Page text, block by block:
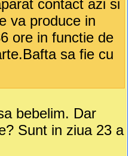
contact azi si
va produce in
ore in functie de
sa fie cu
bebelim. Dar
Sunt in ziua 23 a